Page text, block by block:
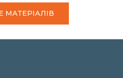
МАТЕРІАЛІВ